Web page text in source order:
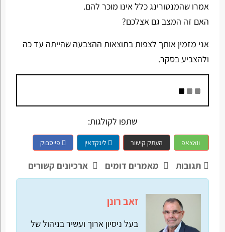
אמרו שהמנטורינג כלל אינו מוכר להם.
האם זה המצב גם אצלכם?
אני מזמין אותך לצפות בתוצאות ההצבעה שהייתה עד כה
ולהצביע בסקר.
שתפו לקולגות:
וואצאפ העתק קישור לינקדאין פייסבוק
תגובות מאמרים דומים ארכיונים קשורים
זאב רונן
בעל ניסיון ארוך ועשיר בניהול של